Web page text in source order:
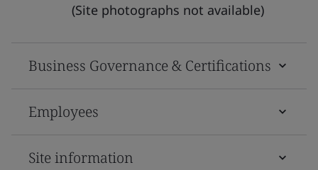
(Site photographs not available)
Business Governance & Certifications
Employees
Site information